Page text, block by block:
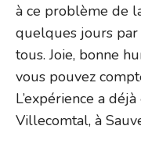
à ce problème de
quelques jours
tous. Joie, bonne
vous pouvez
L’expérience a
Villecomtal, à